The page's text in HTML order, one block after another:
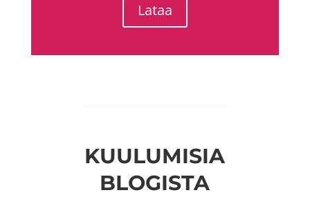
Lataa
KUULUMISIA
BLOGISTA